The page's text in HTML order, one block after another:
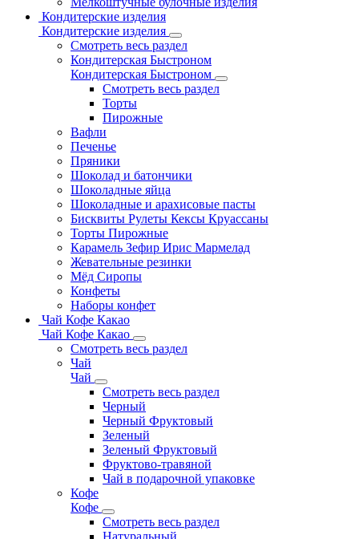
Кондитерские изделия
Кондитерские изделия
Смотреть весь раздел
Кондитерская Быстроном
Кондитерская Быстроном
Смотреть весь раздел
Торты
Пирожные
Вафли
Печенье
Пряники
Шоколад и батончики
Шоколадные яйца
Шоколадные и арахисовые пасты
Бисквиты Рулеты Кексы Круассаны
Торты Пирожные
Карамель Зефир Ирис Мармелад
Жевательные резинки
Мёд Сиропы
Конфеты
Наборы конфет
Чай Кофе Какао
Чай Кофе Какао
Смотреть весь раздел
Чай
Чай
Смотреть весь раздел
Черный
Черный Фруктовый
Зеленый
Зеленый Фруктовый
Фруктово-травяной
Чай в подарочной упаковке
Кофе
Кофе
Смотреть весь раздел
Натуральный